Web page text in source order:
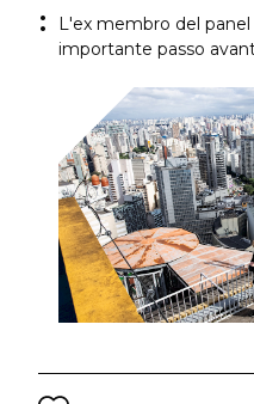
membro del panel di
Roucel e ha trascorso gli
Neanderthal e Abel.
L'ex membro del
importante passo